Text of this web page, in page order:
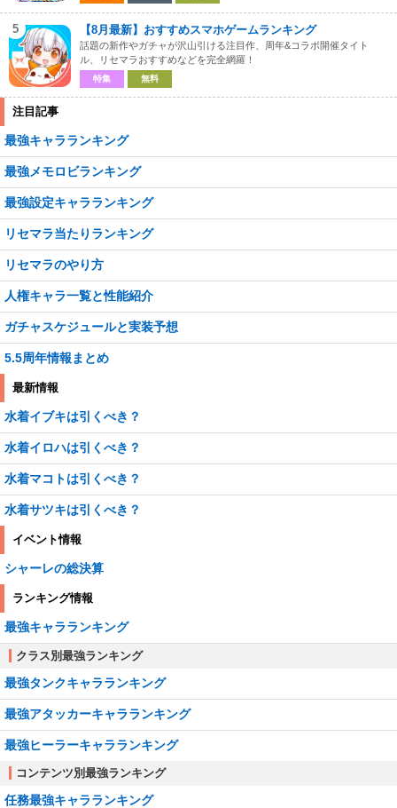
5 【8月最新】おすすめスマホゲームランキング
話題の新作やガチャが沢山引ける注目作、周年&コラボ開催タイト
ル、リセマラおすすめなどを完全網羅！
特集 無料
注目記事
最強キャラランキング
最強メモロビランキング
最強設定キャラランキング
リセマラ当たりランキング
リセマラのやり方
人権キャラ一覧と性能紹介
ガチャスケジュールと実装予想
5.5周年情報まとめ
最新情報
水着イブキは引くべき？
水着イロハは引くべき？
水着マコトは引くべき？
水着サツキは引くべき？
イベント情報
シャーレの総決算
ランキング情報
最強キャラランキング
クラス別最強ランキング
最強タンクキャラランキング
最強アタッカーキャラランキング
最強ヒーラーキャラランキング
コンテンツ別最強ランキング
任務最強キャラランキング